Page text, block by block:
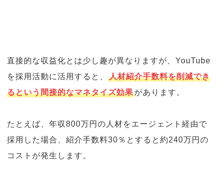
直接的な収益化とは少し趣が異なりますが、YouTube
を採用活動に活用すると、人材紹介手数料を削減でき
るという間接的なマネタイズ効果があります。
たとえば、年収800万円の人材をエージェント経由で
採用した場合、紹介手数料30％とすると約240万円の
コストが発生します。